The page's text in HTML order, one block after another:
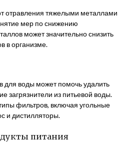
отравления тяжелыми металлами
мер по снижению
может значительно снизить
в организме.
для воды может помочь удалить
загрязнители из питьевой воды.
фильтров, включая угольные
и дистилляторы.
питания